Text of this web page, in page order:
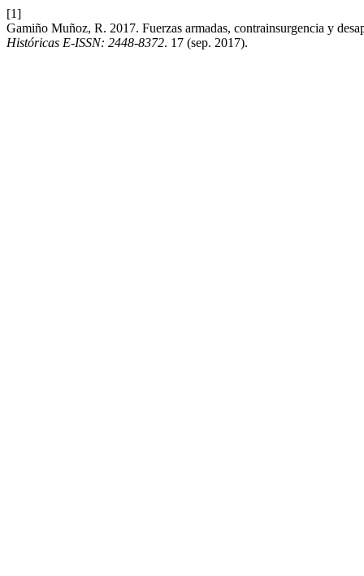
[1]
Gamiño Muñoz, R. 2017. Fuerzas armadas, contrainsurgencia y
Históricas E-ISSN: 2448-8372. 17 (sep. 2017).